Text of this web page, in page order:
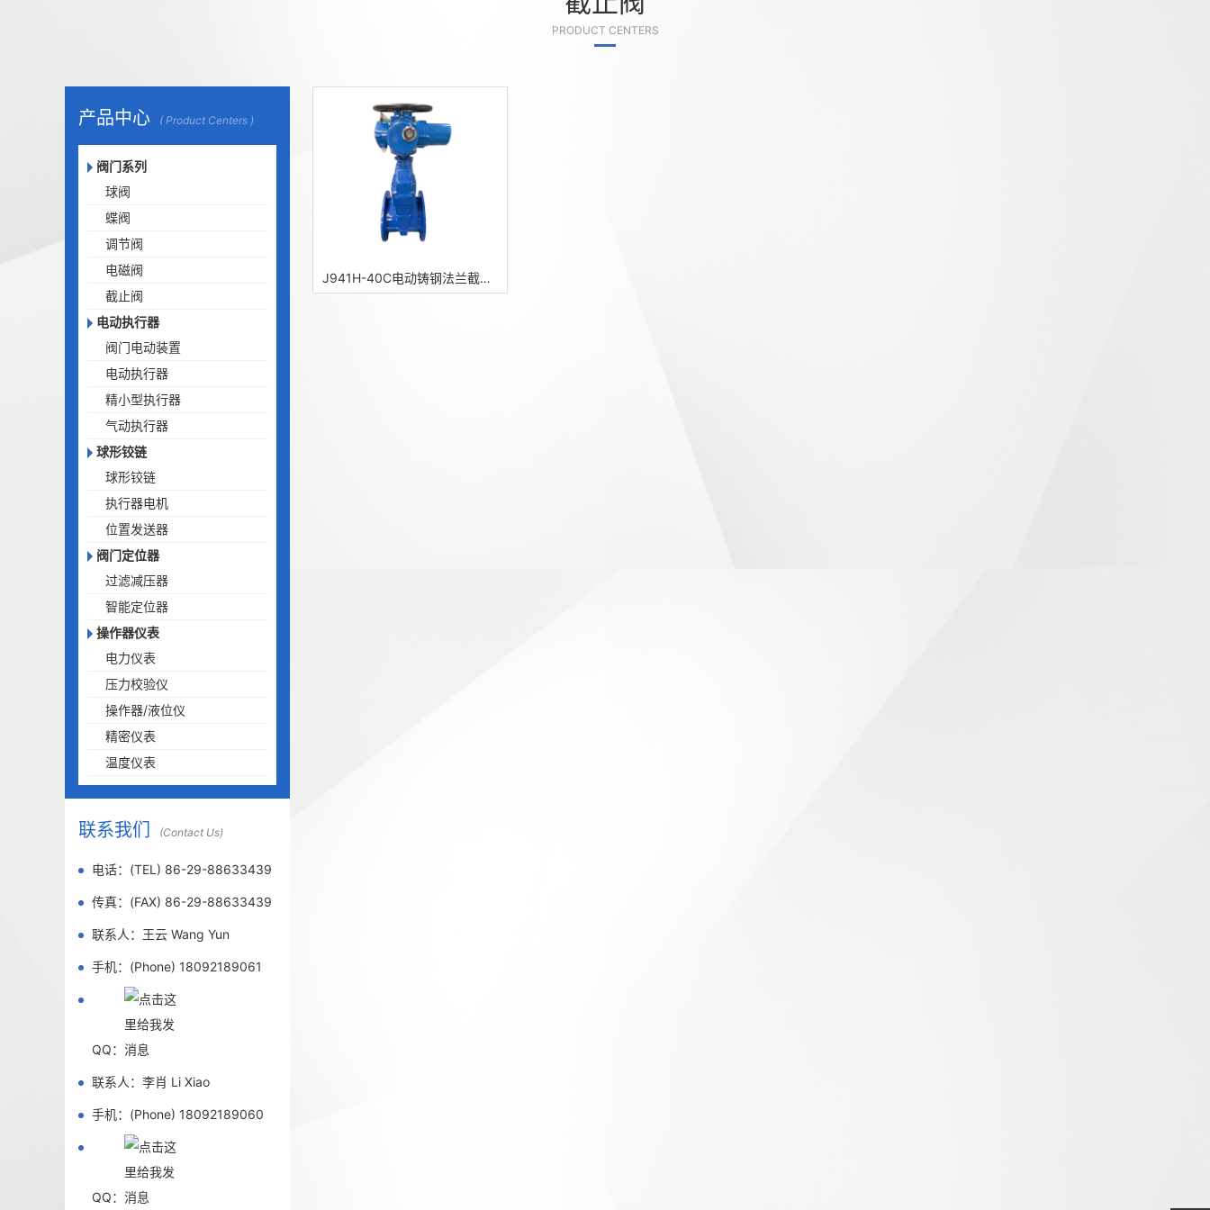
PRODUCT CENTERS
产品中心 ( Product Centers )
阀门系列
球阀
蝶阀
调节阀
电磁阀
截止阀
电动执行器
阀门电动装置
电动执行器
精小型执行器
气动执行器
球形铰链
球形铰链
执行器电机
位置发送器
阀门定位器
过滤减压器
智能定位器
操作器仪表
电力仪表
压力校验仪
操作器/液位仪
精密仪表
温度仪表
联系我们 (Contact Us)
电话：(TEL) 86-29-88633439
传真：(FAX) 86-29-88633439
联系人：王云 Wang Yun
手机：(Phone) 18092189061
QQ：
联系人：李肖 Li Xiao
手机：(Phone) 18092189060
QQ：
J941H-40C电动铸钢法兰截止阀